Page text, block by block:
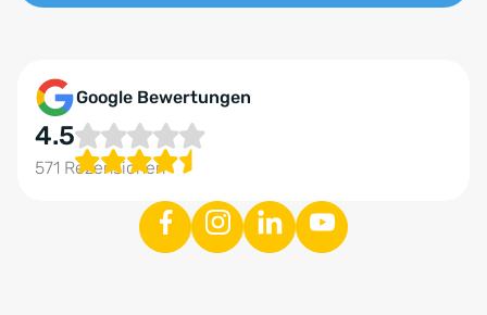
Google Bewertungen
4.5
571 Rezensionen